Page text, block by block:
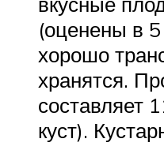
(оценены в
хорошо
хранятся.
составляет
куст).